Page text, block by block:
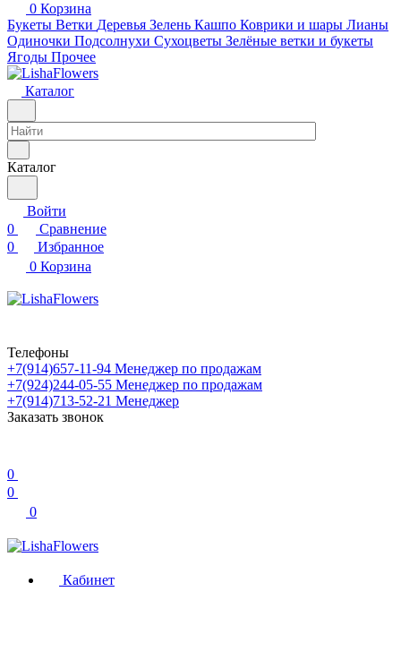
0 Корзина
Букеты Ветки Деревья Зелень Кашпо Коврики и шары Лианы
Одиночки Подсолнухи Сухоцветы Зелёные ветки и букеты
Ягоды Прочее
Каталог
Каталог
Войти
0
Сравнение
0
Избранное
0 Корзина
Телефоны
+7(914)657-11-94 Менеджер по продажам
+7(924)244-05-55 Менеджер по продажам
+7(914)713-52-21 Менеджер
Заказать звонок
0
0
0
Кабинет